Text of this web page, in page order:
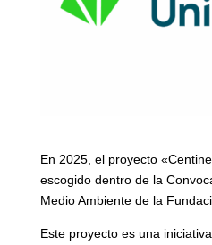
En 2025, el proyecto
escogido dentro de la
Medio Ambiente de la
Este proyecto es una